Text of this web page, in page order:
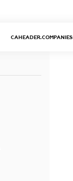
CAHEADER.COMPANIES